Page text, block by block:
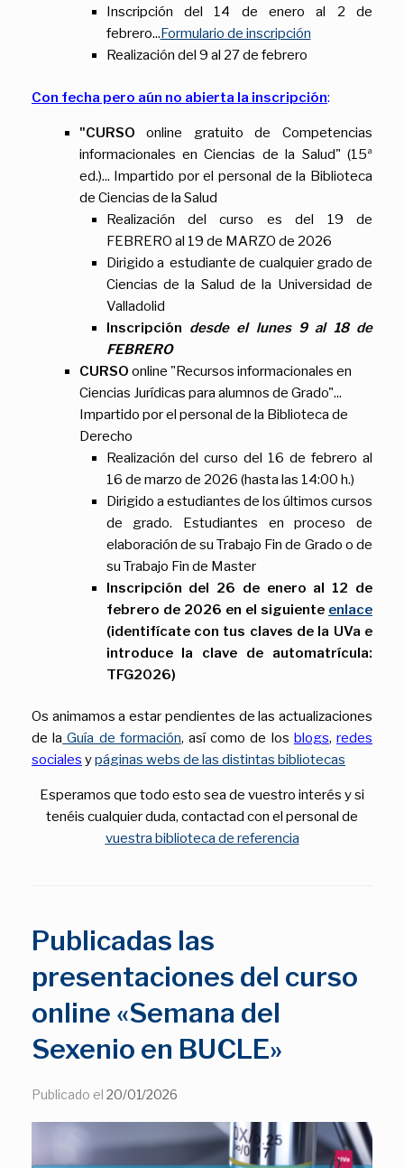
Inscripción del 14 de enero al 2 de
febrero...Formulario de inscripción
Realización del 9 al 27 de febrero
Con fecha pero aún no abierta la inscripción:
"CURSO online gratuito de Competencias
informacionales en Ciencias de la Salud" (15ª
ed.)... Impartido por el personal de la Biblioteca
de Ciencias de la Salud
Realización del curso es del 19 de
FEBRERO al 19 de MARZO de 2026
Dirigido a estudiante de cualquier grado de
Ciencias de la Salud de la Universidad de
Valladolid
Inscripción desde el lunes 9 al 18 de
FEBRERO
CURSO online "Recursos informacionales en
Ciencias Jurídicas para alumnos de Grado"...
Impartido por el personal de la Biblioteca de
Derecho
Realización del curso del 16 de febrero al
16 de marzo de 2026 (hasta las 14:00 h.)
Dirigido a estudiantes de los últimos cursos
de grado. Estudiantes en proceso de
elaboración de su Trabajo Fin de Grado o de
su Trabajo Fin de Master
Inscripción del 26 de enero al 12 de
febrero de 2026 en el siguiente enlace
(identifícate con tus claves de la UVa e
introduce la clave de automatrícula:
TFG2026)
Os animamos a estar pendientes de las actualizaciones
de la Guía de formación, así como de los blogs,redes
sociales ypáginas webs de las distintas bibliotecas
Esperamos que todo esto sea de vuestro interés y si
tenéis cualquier duda, contactad con el personal de
vuestra biblioteca de referencia
Publicadas las
presentaciones del curso
online «Semana del
Sexenio en BUCLE»
Publicado el 20/01/2026